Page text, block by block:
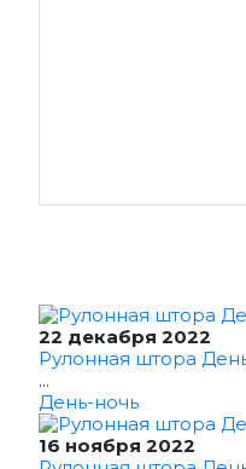
22 декабря 2022
Рулонная штора
...
День-ночь
16 ноября 2022